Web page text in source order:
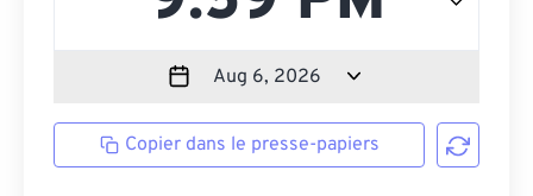
Copier dans le presse-papiers